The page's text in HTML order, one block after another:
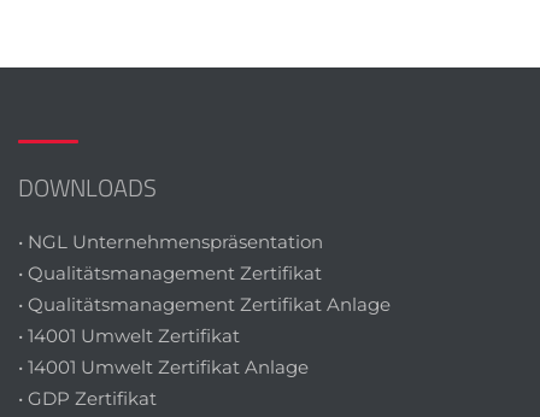
DOWNLOADS
• NGL Unternehmenspräsentation
• Qualitätsmanagement Zertifikat
• Qualitätsmanagement Zertifikat Anlage
• 14001 Umwelt Zertifikat
• 14001 Umwelt Zertifikat Anlage
• GDP Zertifikat